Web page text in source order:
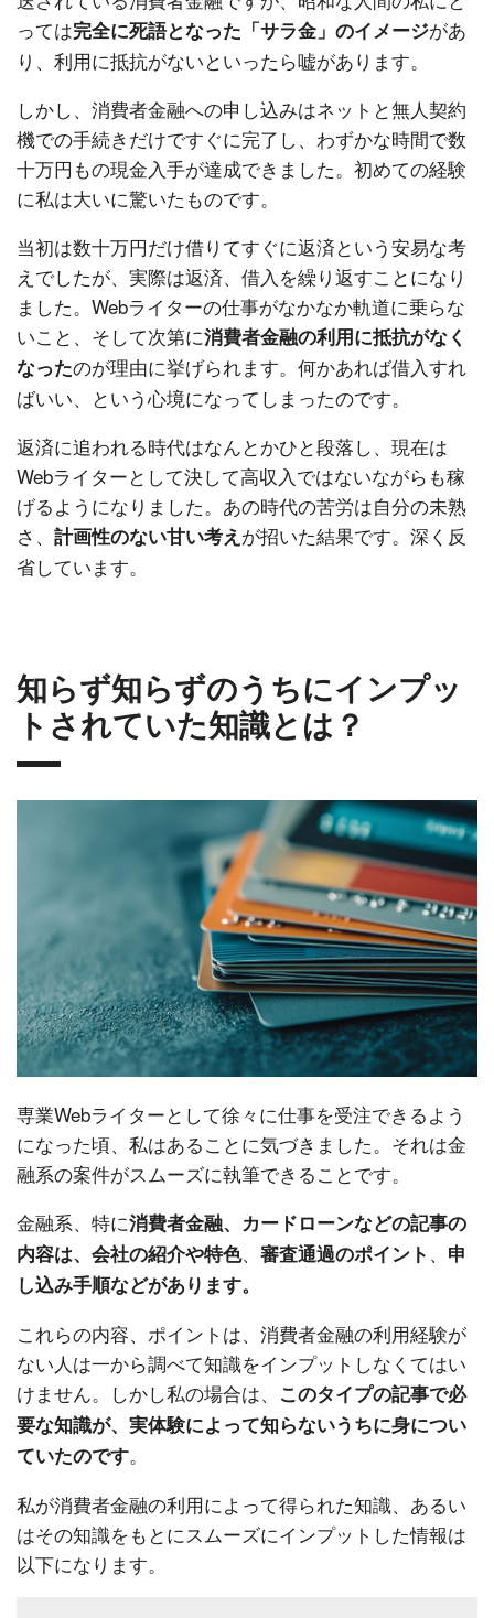
っては完全に死語となった「サラ金」のイメージがあ
り、利用に抵抗がないといったら嘘があります。
しかし、消費者金融への申し込みはネットと無人契約
機での手続きだけですぐに完了し、わずかな時間で数
十万円もの現金入手が達成できました。初めての経験
に私は大いに驚いたものです。
当初は数十万円だけ借りてすぐに返済という安易な考
えでしたが、実際は返済、借入を繰り返すことになり
ました。Webライターの仕事がなかなか軌道に乗らな
いこと、そして次第に消費者金融の利用に抵抗がなく
なったのが理由に挙げられます。何かあれば借入すれ
ばいい、という心境になってしまったのです。
返済に追われる時代はなんとかひと段落し、現在は
Webライターとして決して高収入ではないながらも稼
げるようになりました。あの時代の苦労は自分の未熟
さ、 計画性のない甘い考え が招いた結果です。深く反
省しています。
知らず知らずのうちにインプッ
トされていた知識とは？
専業Webライターとして徐々に仕事を受注できるよう
になった頃、私はあることに気づきました。それは金
融系の案件がスムーズに執筆できることです。
金融系、特に消費者金融、カードローンなどの記事の
内容は、会社の紹介や特色、 審査通過のポイント 、 申
し込み手順などがあります。
これらの内容、ポイントは、消費者金融の利用経験が
ない人は一から調べて知識をインプットしなくてはい
けません。しかし私の場合は、
このタイプの記事で必
要な知識が、実体験によって知らないうちに身につい
ていたのです。
私が消費者金融の利用によって得られた知識、あるい
はその知識をもとにスムーズにインプットした情報は
以下になります。